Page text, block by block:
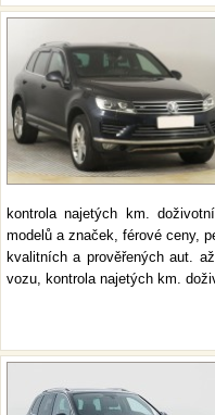
kontrola najetých km.
modelů a značek, férové ceny,
kvalitních a prověřených aut.
vozu, kontrola najetých km.